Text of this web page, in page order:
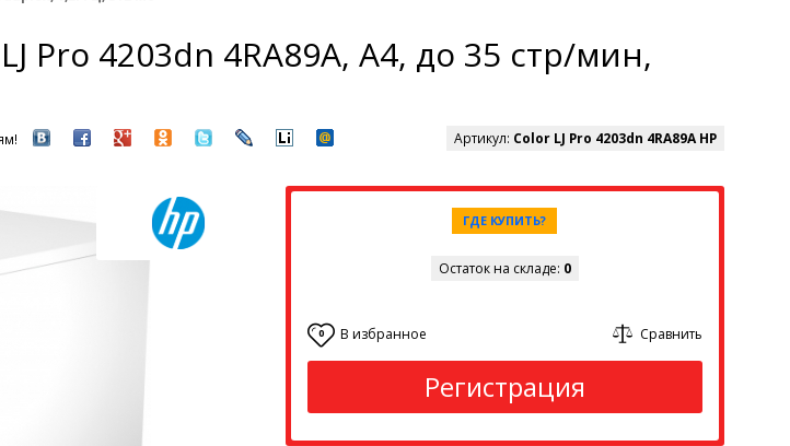
Pro 4203dn 4RA89A, А4, до 35 стр/мин,
Артикул: Color LJ Pro 4203dn 4RA89A HP
ГДЕ КУПИТЬ?
Остаток на складе: 0
0 В избранное Сравнить
Регистрация